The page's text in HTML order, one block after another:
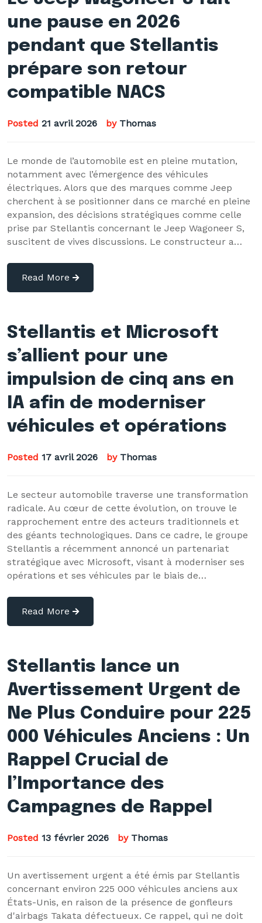
une pause en 2026
pendant que Stellantis
prépare son retour
compatible NACS
Posted 21 avril 2026 by Thomas
Le monde de l’automobile est en pleine mutation,
notamment avec l’émergence des véhicules
électriques. Alors que des marques comme Jeep
cherchent à se positionner dans ce marché en pleine
expansion, des décisions stratégiques comme celle
prise par Stellantis concernant le Jeep Wagoneer S,
suscitent de vives discussions. Le constructeur a…
Read More
Stellantis et Microsoft
s’allient pour une
impulsion de cinq ans en
IA afin de moderniser
véhicules et opérations
Posted 17 avril 2026 by Thomas
Le secteur automobile traverse une transformation
radicale. Au cœur de cette évolution, on trouve le
rapprochement entre des acteurs traditionnels et
des géants technologiques. Dans ce cadre, le groupe
Stellantis a récemment annoncé un partenariat
stratégique avec Microsoft, visant à moderniser ses
opérations et ses véhicules par le biais de…
Read More
Stellantis lance un
Avertissement Urgent de
Ne Plus Conduire pour 225
000 Véhicules Anciens : Un
Rappel Crucial de
l’Importance des
Campagnes de Rappel
Posted 13 février 2026 by Thomas
Un avertissement urgent a été émis par Stellantis
concernant environ 225 000 véhicules anciens aux
États-Unis, en raison de la présence de gonfleurs
d'airbags Takata défectueux. Ce rappel, qui ne doit